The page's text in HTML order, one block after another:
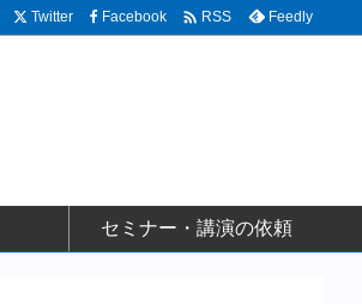
セミナー・講演の依頼
Twitter Facebook  RSS Feedly